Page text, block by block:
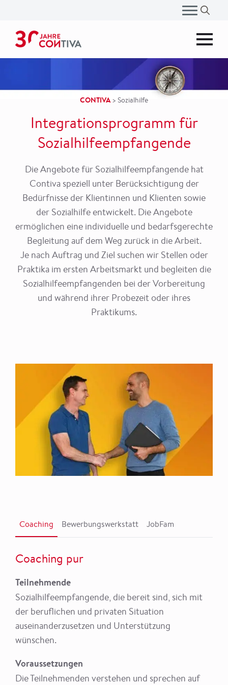
for:
CONTIVA> Sozialhilfe
Integrationsprogramm für
Sozialhilfeempfangende
Die Angebote für Sozialhilfeempfangende hat
Contiva speziell unter Berücksichtigung der
Bedürfnisse der Klientinnen und Klienten sowie
der Sozialhilfe entwickelt. Die Angebote
ermöglichen eine individuelle und bedarfsgerechte
Begleitung auf dem Weg zurück in die Arbeit.
Je nach Auftrag und Ziel suchen wir Stellen oder
Praktika im ersten Arbeitsmarkt und begleiten die
Sozialhilfeempfangenden bei der Vorbereitung
und während ihrer Probezeit oder ihres
Praktikums.
Coaching Bewerbungswerkstatt JobFam
Coaching pur
Teilnehmende
Sozialhilfeempfangende, die bereit sind, sich mit
der beruflichen und privaten Situation
auseinanderzusetzen und Unterstützung
wünschen.
Voraussetzungen
Die Teilnehmenden verstehen und sprechen auf